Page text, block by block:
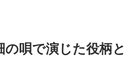
唄で演じた役柄と